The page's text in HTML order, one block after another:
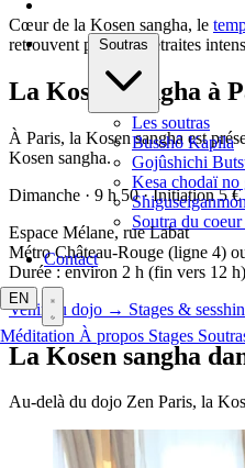
Soutras
Les soutras
Busshô Kapila
Gojûshichi
Kesa chodaï no
Soutra du
Contact
EN
Méditation À propos Stages
Cœur de la Kosen sangha, le
retrouvent pour des retraites
La Kosen sangha à
À Paris, la Kosen sangha est
Kosen sangha.
Dimanche · 9 h 50 · Initiation 5 €
Espace Mélane, rue Labat
Métro Château-Rouge (ligne 4)
Durée : environ 2 h (fin vers 12 h)
Venir au dojo → Stages &
La Kosen sangha
Au-delà du dojo Zen Paris, la